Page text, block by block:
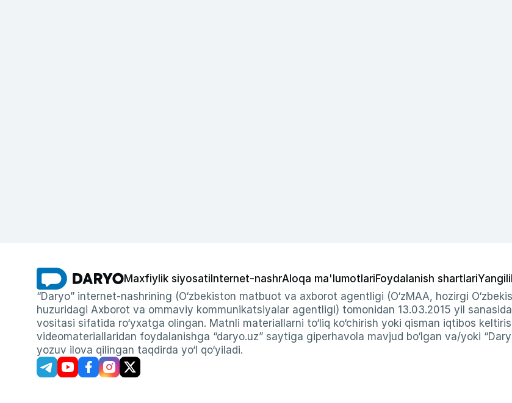
Maxfiylik siyosati Internet-nashrAloqa ma'lumotlariFoydalanish shartlari
“Daryo” internet-nashrining (O‘zbekiston matbuot va axborot agentligi (O‘zMAA, hozirgi
huzuridagi Axborot va ommaviy kommunikatsiyalar agentligi) tomonidan 13.03.2015 yil
vositasi sifatida ro‘yxatga olingan. Matnli materiallarni to‘liq ko‘chirish yoki qisman iqtibos
videomateriallaridan foydalanishga “daryo.uz” saytiga giperhavola mavjud bo‘lgan va/yoki
yozuv ilova qilingan taqdirda yo‘l qo‘yiladi.